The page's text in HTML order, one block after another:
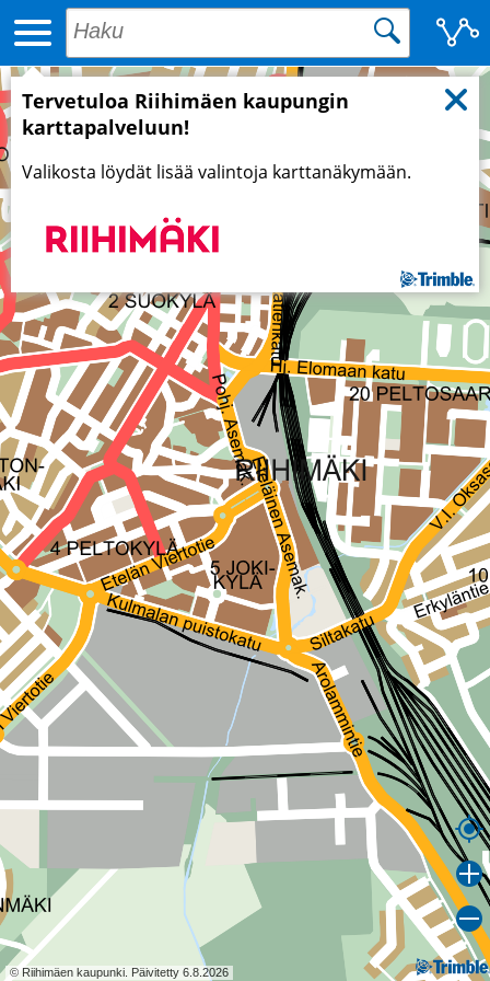
© Riihimäen kaupunki. Päivitetty 6.8.2026
Tervetuloa Riihimäen kaupungin
karttapalveluun!
Valikosta löydät lisää valintoja karttanäkymään.